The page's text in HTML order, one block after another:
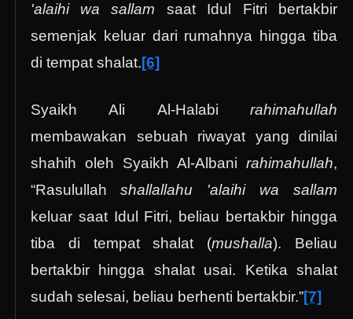
'alaihi wa sallam saat Idul Fitri bertakbir
semenjak keluar dari rumahnya hingga tiba
di tempat shalat.[6]
Syaikh Ali Al-Halabi rahimahullah
membawakan sebuah riwayat yang dinilai
shahih oleh Syaikh Al-Albani rahimahullah,
“Rasulullah shallallahu 'alaihi wa sallam
keluar saat Idul Fitri, beliau bertakbir hingga
tiba di tempat shalat (mushalla). Beliau
bertakbir hingga shalat usai. Ketika shalat
sudah selesai, beliau berhenti bertakbir.”[7]